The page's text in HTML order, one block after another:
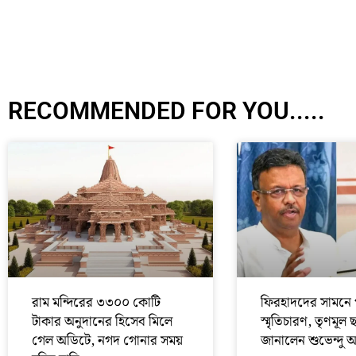
RECOMMENDED FOR YOU.....
রাম মন্দিরের ৩৩০০ কোটি
টাকার অনুদানের হিসেব মিলে
গেল অডিটে, নগদ গোনার সময়
ফিরহাদদের
স্মৃতিচারণ, তৃণমূল
জানালেন শুভেন্দু